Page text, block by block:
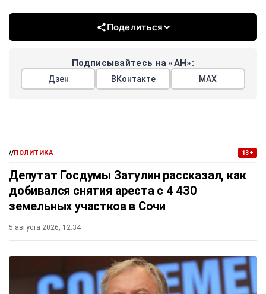
Поделиться
Подписывайтесь на «АН»:
Дзен ВКонтакте МАХ
//ПОЛИТИКА 13+
Депутат Госдумы Затулин рассказал, как
добивался снятия ареста с 4 430
земельных участков в Сочи
5 августа 2026, 12:34